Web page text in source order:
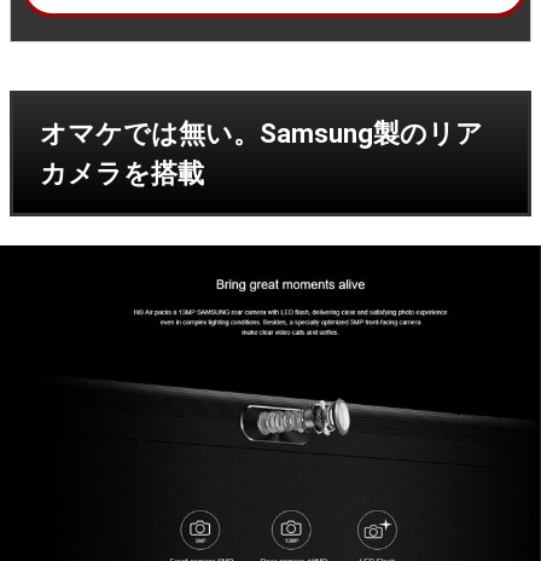
オマケでは無い。Samsung製のリア
カメラを搭載